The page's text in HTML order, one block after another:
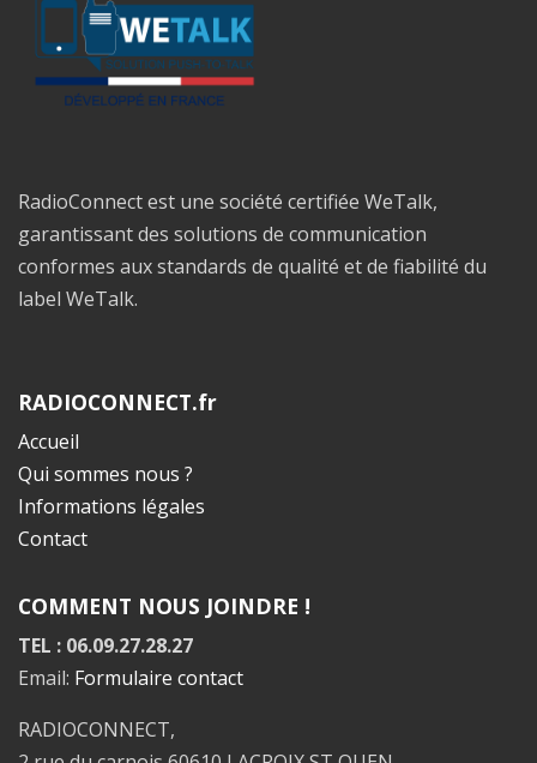
RadioConnect est une société certifiée WeTalk,
garantissant des solutions de communication
conformes aux standards de qualité et de fiabilité du
label WeTalk.
RADIOCONNECT.fr
Accueil
Qui sommes nous ?
Informations légales
Contact
COMMENT NOUS JOINDRE !
TEL : 06.09.27.28.27
Email: Formulaire contact
RADIOCONNECT,